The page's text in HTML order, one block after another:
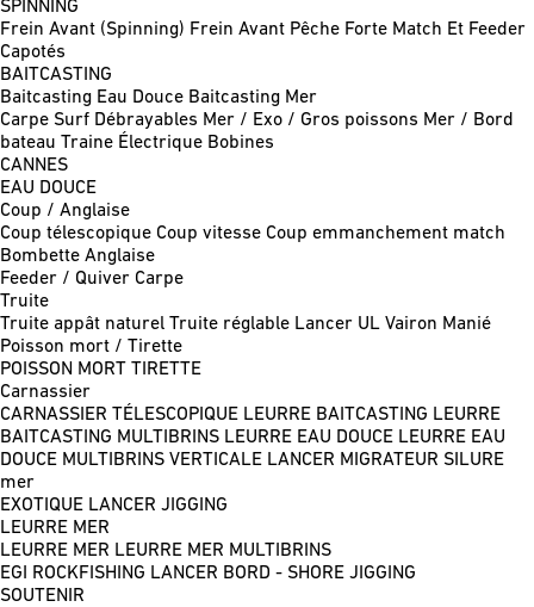
SPINNING
Frein Avant (Spinning) Frein Avant Pêche Forte Match Et Feeder
Capotés
BAITCASTING
Baitcasting Eau Douce Baitcasting Mer
Carpe Surf Débrayables Mer / Exo / Gros poissons Mer / Bord
bateau Traine Électrique Bobines
CANNES
EAU DOUCE
Coup / Anglaise
Coup télescopique Coup vitesse Coup emmanchement match
Bombette Anglaise
Feeder / Quiver Carpe
Truite
Truite appât naturel Truite réglable Lancer UL Vairon Manié
Poisson mort / Tirette
POISSON MORT TIRETTE
Carnassier
CARNASSIER TÉLESCOPIQUE LEURRE BAITCASTING LEURRE
BAITCASTING MULTIBRINS LEURRE EAU DOUCE LEURRE EAU
DOUCE MULTIBRINS VERTICALE LANCER MIGRATEUR SILURE
mer
EXOTIQUE LANCER JIGGING
LEURRE MER
LEURRE MER LEURRE MER MULTIBRINS
EGI
ROCKFISHING LANCER BORD - SHORE JIGGING
SOUTENIR